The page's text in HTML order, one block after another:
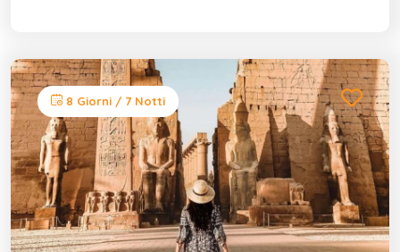
8 Giorni / 7 Notti